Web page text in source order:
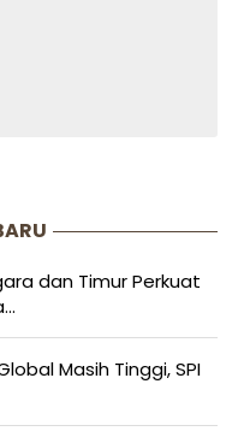
dan Timur Perkuat
Masih Tinggi, SPI